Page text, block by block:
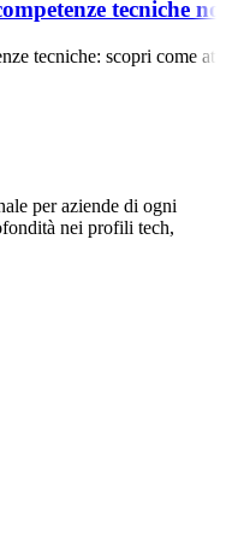
tecniche
tecniche: scopri come
per aziende di ogni
nei profili tech,